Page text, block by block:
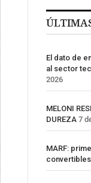
El dato de
al sector
2026
MELONI
DUREZA 7
MARF:
convertibles